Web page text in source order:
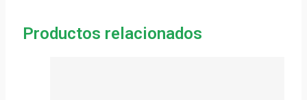
Productos relacionados